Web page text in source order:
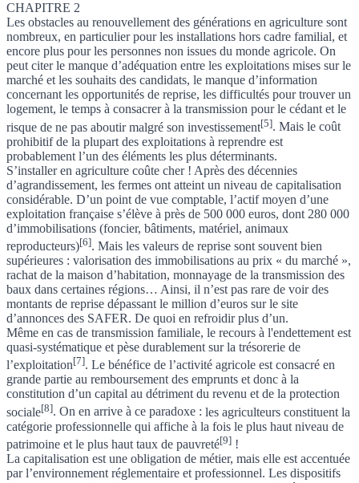
CHAPITRE 2
Les obstacles au renouvellement des générations en agriculture sont
nombreux, en particulier pour les installations hors cadre familial, et
encore plus pour les personnes non issues du monde agricole. On
peut citer le manque d’adéquation entre les exploitations mises sur le
marché et les souhaits des candidats, le manque d’information
concernant les opportunités de reprise, les difficultés pour trouver un
logement, le temps à consacrer à la transmission pour le cédant et le
risque de ne pas aboutir malgré son investissement[5]. Mais le coût
prohibitif de la plupart des exploitations à reprendre est
probablement l’un des éléments les plus déterminants.
S’installer en agriculture coûte cher ! Après des décennies
d’agrandissement, les fermes ont atteint un niveau de capitalisation
considérable. D’un point de vue comptable, l’actif moyen d’une
exploitation française s’élève à près de 500 000 euros, dont 280 000
d’immobilisations (foncier, bâtiments, matériel, animaux
reproducteurs)[6]. Mais les valeurs de reprise sont souvent bien
supérieures : valorisation des immobilisations au prix « du marché »,
rachat de la maison d’habitation, monnayage de la transmission des
baux dans certaines régions… Ainsi, il n’est pas rare de voir des
montants de reprise dépassant le million d’euros sur le site
d’annonces des SAFER. De quoi en refroidir plus d’un.
Même en cas de transmission familiale, le recours à l'endettement est
quasi-systématique et pèse durablement sur la trésorerie de
l’exploitation[7]. Le bénéfice de l’activité agricole est consacré en
grande partie au remboursement des emprunts et donc à la
constitution d’un capital au détriment du revenu et de la protection
sociale[8]. On en arrive à ce paradoxe : les agriculteurs constituent la
catégorie professionnelle qui affiche à la fois le plus haut niveau de
patrimoine et le plus haut taux de pauvreté[9] !
La capitalisation est une obligation de métier, mais elle est accentuée
par l’environnement réglementaire et professionnel. Les dispositifs